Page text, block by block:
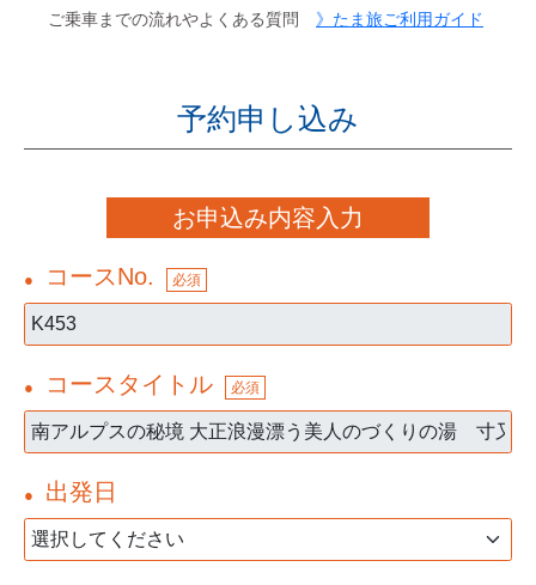
ご乗車までの流れやよくある質問 》たま旅ご利用ガイド
予約申し込み
お申込み内容入力
● コースNo. 必須
● コースタイトル 必須
● 出発日